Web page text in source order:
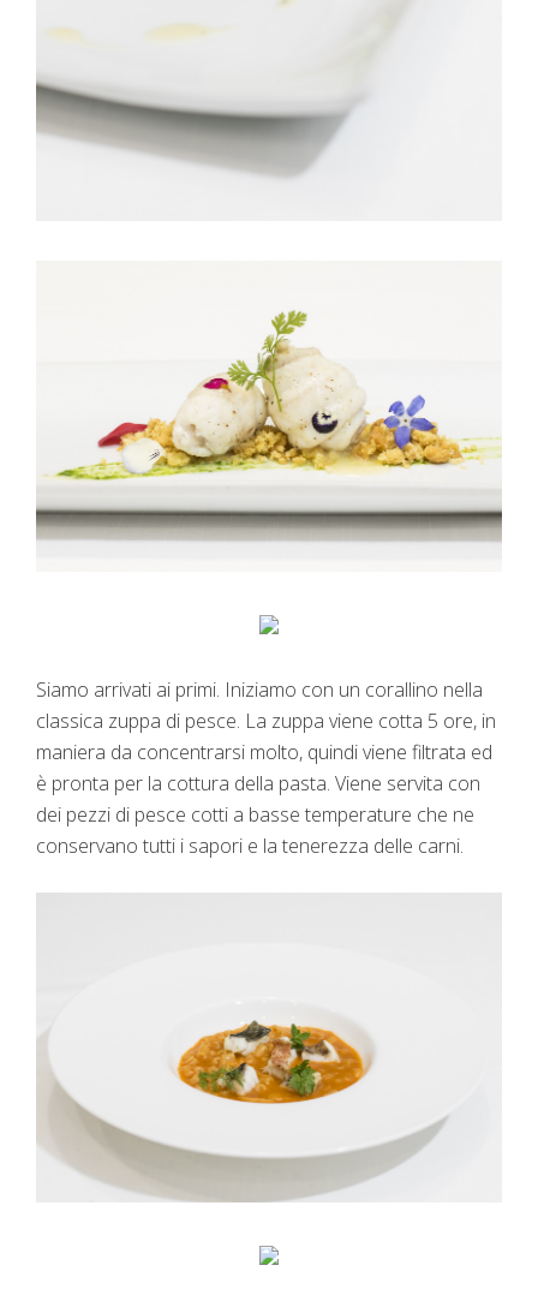
Siamo arrivati ai primi. Iniziamo con un corallino nella
classica zuppa di pesce. La zuppa viene cotta 5 ore, in
maniera da concentrarsi molto, quindi viene filtrata ed
è pronta per la cottura della pasta. Viene servita con
dei pezzi di pesce cotti a basse temperature che ne
conservano tutti i sapori e la tenerezza delle carni.